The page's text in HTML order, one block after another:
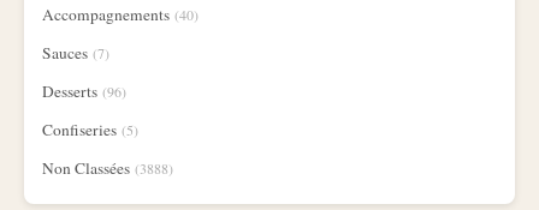
Accompagnements (40)
Sauces (7)
Desserts (96)
Confiseries (5)
Non Classées (3888)